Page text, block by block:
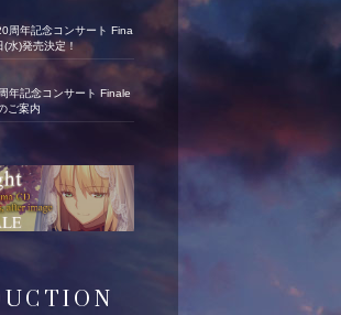
周年記念コンサート Fina
水)発売決定！
年記念コンサート Finale
ご案内